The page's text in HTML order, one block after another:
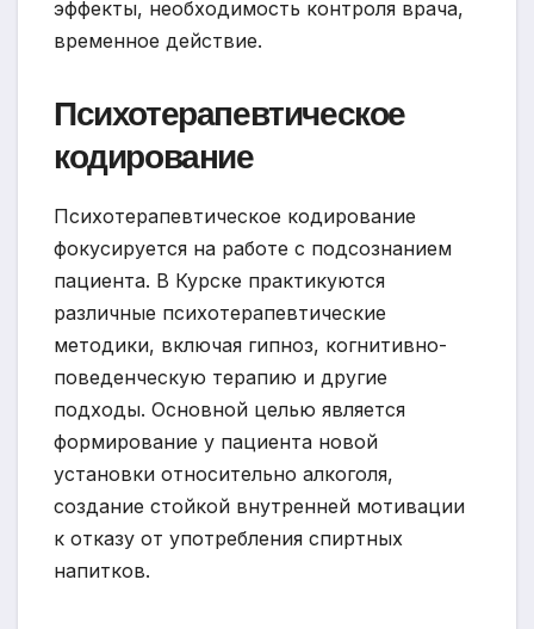
эффекты, необходимость контроля врача,
временное действие.
Психотерапевтическое
кодирование
Психотерапевтическое кодирование
фокусируется на работе с подсознанием
пациента. В Курске практикуются
различные психотерапевтические
методики, включая гипноз, когнитивно-
поведенческую терапию и другие
подходы. Основной целью является
формирование у пациента новой
установки относительно алкоголя,
создание стойкой внутренней мотивации
к отказу от употребления спиртных
напитков.